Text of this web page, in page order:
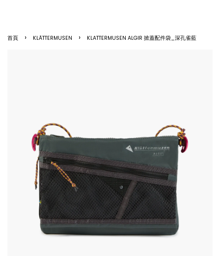
首頁 › KLÄTTERMUSEN › KLATTERMUSEN ALGIR 掀蓋配件袋_深孔雀藍